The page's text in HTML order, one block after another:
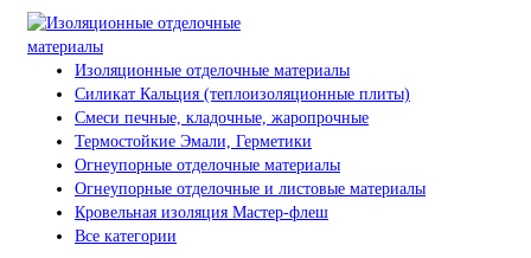
Изоляционные отделочные материалы
Силикат Кальция (теплоизоляционные плиты)
Смеси печные, кладочные, жаропрочные
Термостойкие Эмали, Герметики
Огнеупорные отделочные материалы
Огнеупорные отделочные и листовые материалы
Кровельная изоляция Мастер-флеш
Все категории